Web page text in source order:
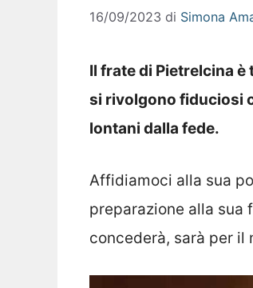
16/09/2023 di Simona
Il frate di Pietrelcina è
si rivolgono fiduciosi
lontani dalla fede.
Affidiamoci alla sua
preparazione alla sua
concederà, sarà per il